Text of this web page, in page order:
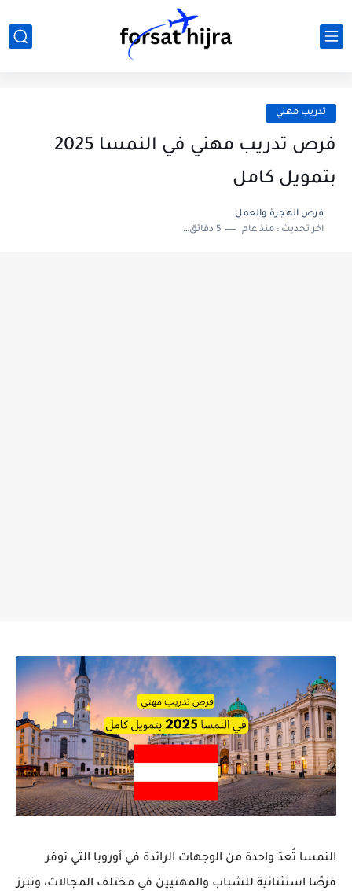
تدريب مهني
فرص تدريب مهني في النمسا 2025
بتمويل كامل
فرص الهجرة والعمل
اخر تحديث :منذ عام 5 دقائق للقراءة
النمسا تُعدّ واحدة من الوجهات الرائدة في أوروبا التي توفر
فرصًا استثنائية للشباب والمهنيين في مختلف المجالات، وتبرز